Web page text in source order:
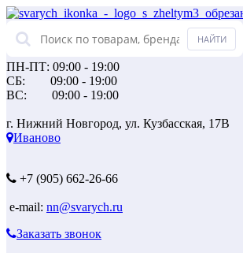
ПН-ПТ: 09:00 - 19:00
СБ: 09:00 - 19:00
ВС: 09:00 - 19:00
г. Нижний Новгород, ул. Кузбасская, 17В
Иваново
+7 (905) 662-26-66
e-mail: nn@svarych.ru
Заказать звонок